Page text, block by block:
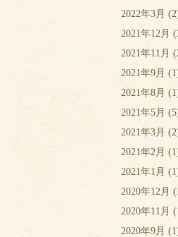
2022年3月
2021年12月
2021年11月
2021年9月
2021年8月
2021年5月
2021年3月
2021年2月
2021年1月
2020年12月
2020年11月
2020年9月